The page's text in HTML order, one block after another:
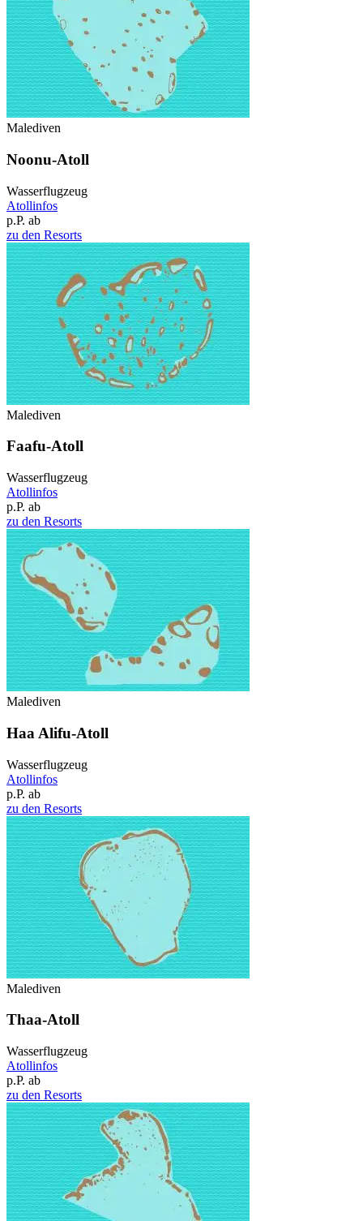
Malediven
Noonu-Atoll
Wasserflugzeug
Atollinfos
p.P. ab
zu den Resorts
Malediven
Faafu-Atoll
Wasserflugzeug
Atollinfos
p.P. ab
zu den Resorts
Malediven
Haa Alifu-Atoll
Wasserflugzeug
Atollinfos
p.P. ab
zu den Resorts
Malediven
Thaa-Atoll
Wasserflugzeug
Atollinfos
p.P. ab
zu den Resorts